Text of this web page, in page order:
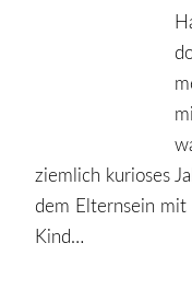
ziemlich kurioses
dem Elternsein
Kind…